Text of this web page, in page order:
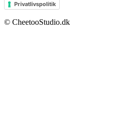
Privatlivspolitik
© CheetooStudio.dk